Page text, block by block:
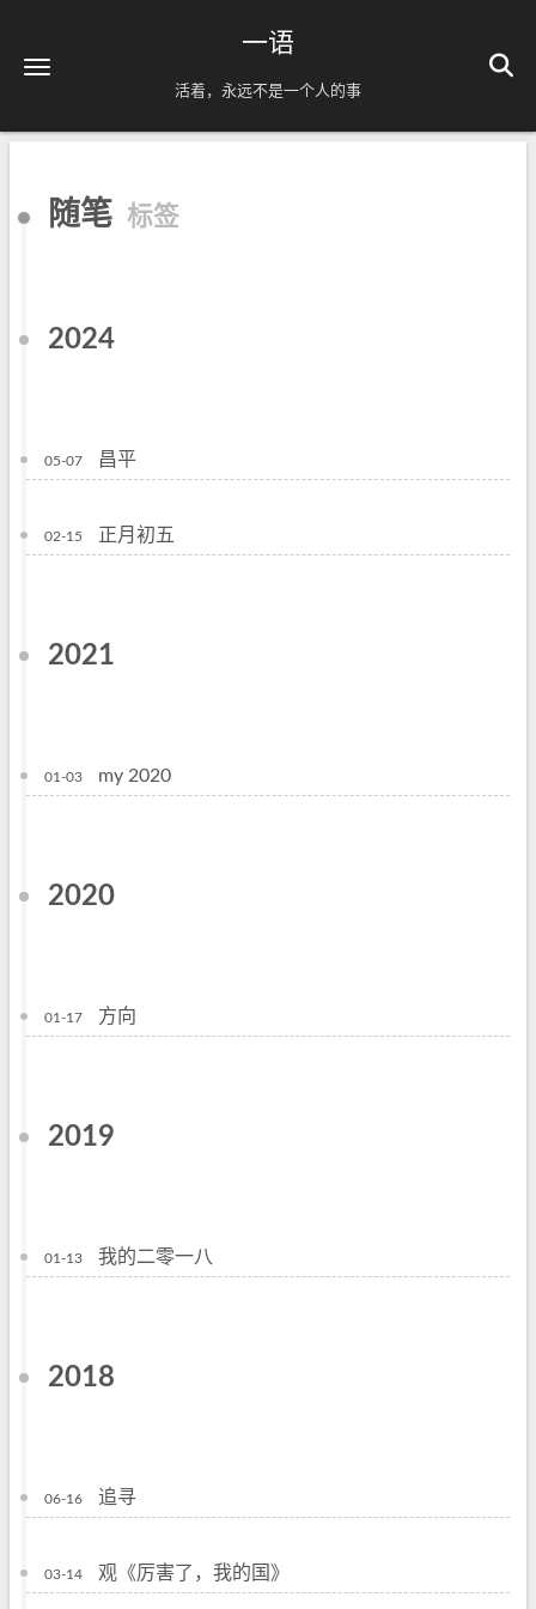
一语
活着，永远不是一个人的事
随笔 标签
2024
05-07 昌平
02-15 正月初五
2021
01-03 my 2020
2020
01-17 方向
2019
01-13 我的二零一八
2018
06-16 追寻
03-14 观《厉害了，我的国》